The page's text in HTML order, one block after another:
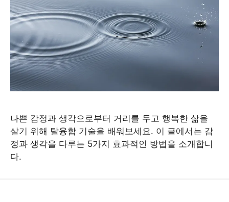
나쁜 감정과 생각으로부터 거리를 두고 행복한 삶을
살기 위해 탈융합 기술을 배워보세요. 이 글에서는 감
정과 생각을 다루는 5가지 효과적인 방법을 소개합니
다.